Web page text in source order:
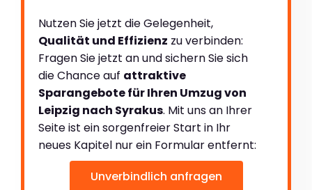
Nutzen Sie jetzt die Gelegenheit,
Qualität und Effizienz zu verbinden:
Fragen Sie jetzt an und sichern Sie sich
die Chance auf attraktive
Sparangebote für Ihren Umzug von
Leipzig nach Syrakus. Mit uns an Ihrer
Seite ist ein sorgenfreier Start in Ihr
neues Kapitel nur ein Formular entfernt:
Unverbindlich anfragen